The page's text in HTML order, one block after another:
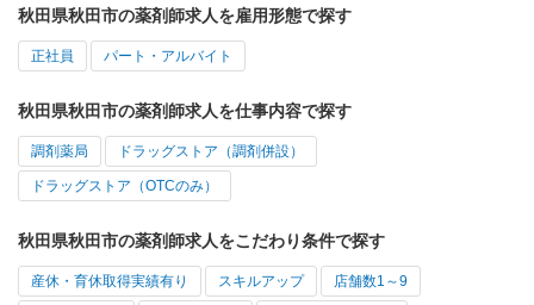
秋田県秋田市の薬剤師求人を雇用形態で探す
正社員 パート・アルバイト
秋田県秋田市の薬剤師求人を仕事内容で探す
調剤薬局 ドラッグストア（調剤併設）
ドラッグストア（OTCのみ）
秋田県秋田市の薬剤師求人をこだわり条件で探す
産休・育休取得実績有り スキルアップ 店舗数1～9